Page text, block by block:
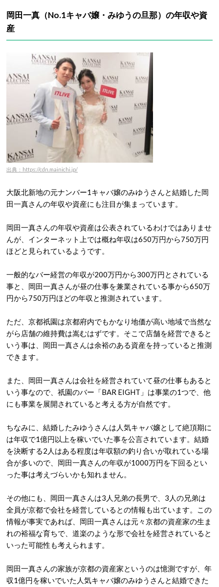
岡田一真（No.1キャバ嬢・みゆうの旦那）の年収や資
産
出典：https://cdn.mainichi.jp/
大阪北新地の元ナンバー1キャバ嬢のみゆうさんと結婚した岡
田一真さんの年収や資産にも注目が集まっています。
岡田一真さんの年収や資産は公表されているわけではありませ
んが、インターネット上では概ね年収は650万円から750万円
ほどと見られているようです。
一般的なバー経営の年収が200万円から300万円とされている
事と、岡田一真さんが昼の仕事を兼業されている事から650万
円から750万円ほどの年収と推測されています。
ただ、京都祇園は京都府内でもかなり地価が高い地域で当然な
がら店舗の維持費は嵩むはずです。そこで店舗を経営できると
いう事は、岡田一真さんは余裕のある資産を持っていると推測
できます。
また、岡田一真さんは会社を経営されていて昼の仕事もあると
いう事なので、祇園のバー「BAR EIGHT」は事業の1つで、他
にも事業を展開されていると考える方が自然です。
ちなみに、結婚したみゆうさんは人気キャバ嬢として絶頂期に
は年収で1億円以上を稼いでいた事を公言されています。結婚
を決断する2人はある程度は年収額の釣り合いが取れている場
合が多いので、岡田一真さんの年収が1000万円を下回るとい
った事は考えづらいかも知れません。
その他にも、岡田一真さんは3人兄弟の長男で、3人の兄弟は
全員が京都で会社を経営しているとの情報も出ています。この
情報が事実であれば、岡田一真さんは元々京都の資産家の生ま
れの裕福な育ちで、道楽のような形で会社を経営されていると
いった可能性も考えられます。
岡田一真さんの家族が京都の資産家というのは憶測ですが、年
収1億円を稼いでいた人気キャバ嬢のみゆうさんと結婚できた